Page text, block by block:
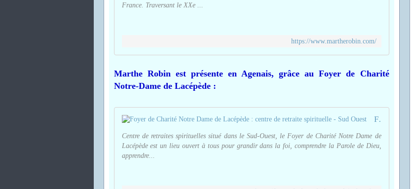
France. Traversant le XXe ...
https://www.martherobin.com/
Marthe Robin est présente en Agenais, grâce au Foyer de Charité
Notre-Dame de Lacépède :
Foyer de Charité Notre Dame de Lacépède : centre de retraite spirituelle - Sud Ouest
Centre de retraites spirituelles situé dans le Sud-Ouest, le Foyer de Charité Notre Dame de
Lacépède est un lieu ouvert à tous pour grandir dans la foi, comprendre la Parole de Dieu,
apprendre...